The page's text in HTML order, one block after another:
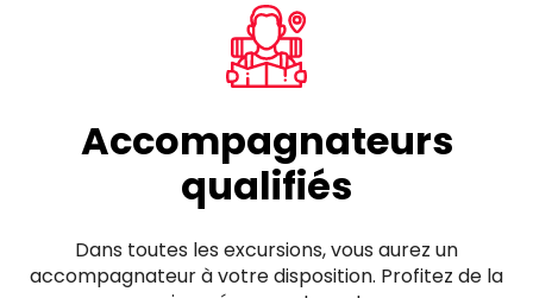
Accompagnateurs
qualifiés
Dans toutes les excursions, vous aurez un
accompagnateur à votre disposition. Profitez de la